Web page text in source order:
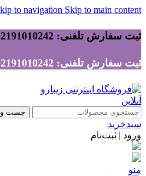
to navigation Skip to main content
ثبت سفارش تلفنی: 02191010242 (ساعات اداری)
ثبت سفارش تلفنی: 02191010242 (ساعات اداری)
جست و
سبدخرید
ورود | ثبت‌نام
منو